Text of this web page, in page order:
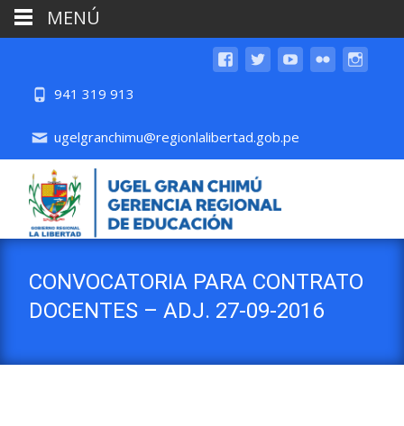
941 319 913
ugelgranchimu@regionlalibertad.gob.pe
CONVOCATORIA PARA CONTRATO
DOCENTES – ADJ. 27-09-2016
MENÚ